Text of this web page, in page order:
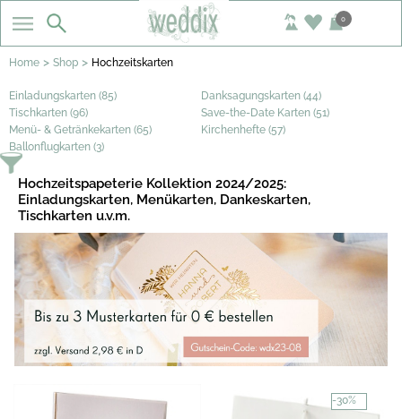
0
Home > Shop > Hochzeitskarten
Einladungskarten (85)
Danksagungskarten (44)
Tischkarten (96)
Save-the-Date Karten (51)
Menü- & Getränkekarten (65)
Kirchenhefte (57)
Ballonflugkarten (3)
Hochzeitspapeterie Kollektion 2024/2025:
Einladungskarten, Menükarten, Dankeskarten,
Tischkarten u.v.m.
-30%